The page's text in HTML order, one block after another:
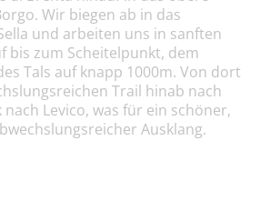
Wir biegen ab in das
und arbeiten uns in sanften
bis zum Scheitelpunkt, dem
Tals auf knapp 1000m. Von dort
Trail hinab nach
Levico, was für ein schöner,
Ausklang.